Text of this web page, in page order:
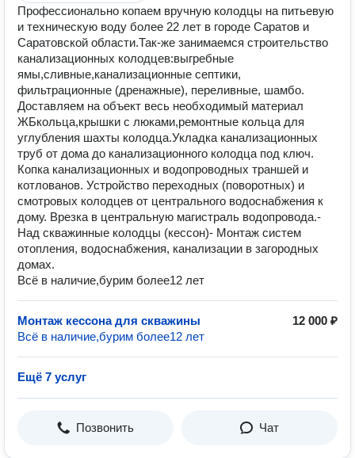
Профессионально копаем вручную колодцы на питьевую
и техническую воду более 22 лет в городе Саратов и
Саратовской области.Так-же занимаемся строительство
канализационных колодцев:выгребные
ямы,сливные,канализационные септики,
фильтрационные (дренажные), переливные, шамбо.
Доставляем на объект весь необходимый материал
ЖБкольца,крышки с люками,ремонтные кольца для
углубления шахты колодца.Укладка канализационных
труб от дома до канализационного колодца под ключ.
Копка канализационных и водопроводных траншей и
котлованов. Устройство переходных (поворотных) и
смотровых колодцев от центрального водоснабжения к
дому. Врезка в центральную магистраль водопровода.-
Над скважинные колодцы (кессон)- Монтаж систем
отопления, водоснабжения, канализации в загородных
домах.
Всё в наличие,бурим более12 лет
Монтаж кессона для скважины
12 000 ₽
Всё в наличие,бурим более12 лет
Ещё 7 услуг
Позвонить Чат